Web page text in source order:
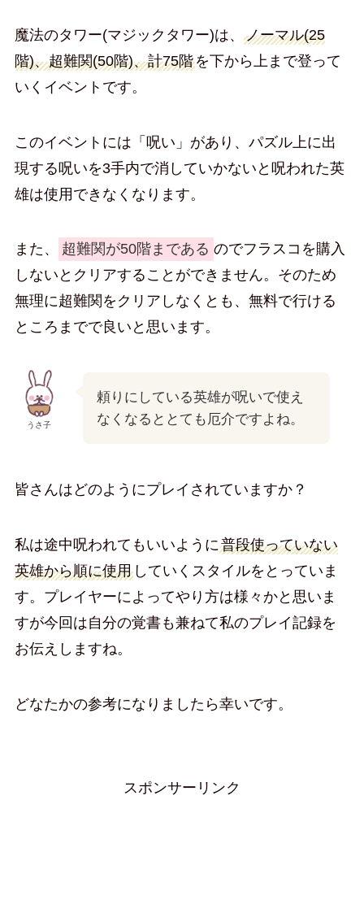
魔法のタワー(マジックタワー)は、 ノーマル(25
階)、超難関(50階)、計75階を下から上まで登って
いくイベントです。
このイベントには「呪い」があり、パズル上に出
現する呪いを3手内で消していかないと呪われた英
雄は使用できなくなります。
また、 超難関が50階まである のでフラスコを購入
しないとクリアすることができません。そのため
無理に超難関をクリアしなくとも、無料で行ける
ところまでで良いと思います。
うさ子
頼りにしている英雄が呪いで使え
なくなるととても厄介ですよね。
皆さんはどのようにプレイされていますか？
私は途中呪われてもいいように普段使っていない
英雄から順に使用していくスタイルをとっていま
す。プレイヤーによってやり方は様々かと思いま
すが今回は自分の覚書も兼ねて私のプレイ記録を
お伝えしますね。
どなたかの参考になりましたら幸いです。
スポンサーリンク